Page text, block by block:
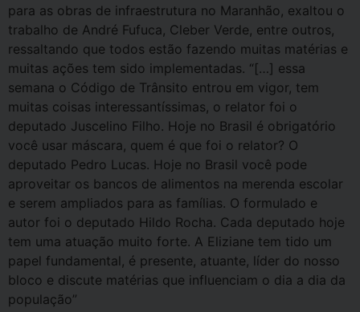
para as obras de infraestrutura no Maranhão, exaltou o
trabalho de André Fufuca, Cleber Verde, entre outros,
ressaltando que todos estão fazendo muitas matérias e
muitas ações tem sido implementadas. “[…] essa
semana o Código de Trânsito entrou em vigor, tem
muitas coisas interessantíssimas, o relator foi o
deputado Juscelino Filho. Hoje no Brasil é obrigatório
você usar máscara, quem é que foi o relator? O
deputado Pedro Lucas. Hoje no Brasil você pode
aproveitar os bancos de alimentos na merenda escolar
e serem ampliados para as famílias. O formulado e
autor foi o deputado Hildo Rocha. Cada deputado hoje
tem uma atuação muito forte. A Eliziane tem tido um
papel fundamental, é presente, atuante, líder do nosso
bloco e discute matérias que influenciam o dia a dia da
população”